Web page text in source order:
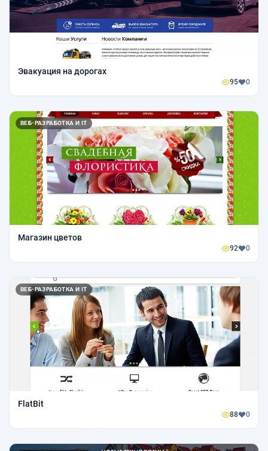
Эвакуация на дорогах
95 0
ВЕБ-РАЗРАБОТКА И IT
Магазин цветов
92 0
ВЕБ-РАЗРАБОТКА И IT
FlatBit
88 0